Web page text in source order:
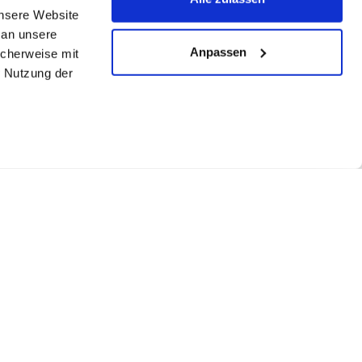
Website
unsere
mit
der
Anpassen